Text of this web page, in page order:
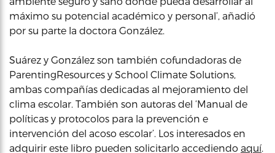
máximo su potencial académico y personal’, añadió
por su parte la doctora González.
Suárez y González son también cofundadoras de
ParentingResources y School Climate Solutions,
ambas compañías dedicadas al mejoramiento del
clima escolar. También son autoras del ‘Manual de
políticas y protocolos para la prevención e
intervención del acoso escolar’. Los interesados en
adquirir este libro pueden solicitarlo accediendo aquí.